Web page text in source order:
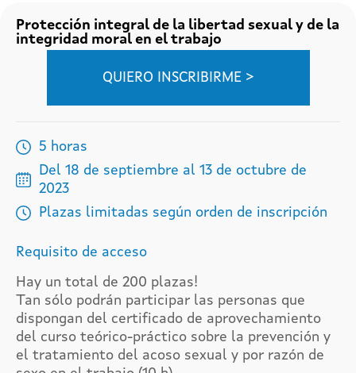
Protección integral de la libertad sexual y de la
integridad moral en el trabajo
QUIERO INSCRIBIRME >
5 horas
Del 18 de septiembre al 13 de octubre de
2023
Plazas limitadas según orden de inscripción
Requisito de acceso
Hay un total de 200 plazas!
Tan sólo podrán participar las personas que
dispongan del certificado de aprovechamiento
del curso teórico-práctico sobre la prevención y
el tratamiento del acoso sexual y por razón de